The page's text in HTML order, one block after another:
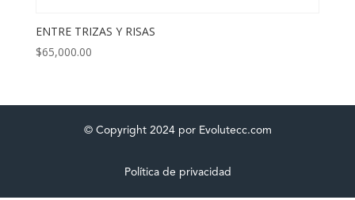
ENTRE TRIZAS Y RISAS
$65,000.00
© Copyright 2024 por Evolutecc.com
Política de privacidad